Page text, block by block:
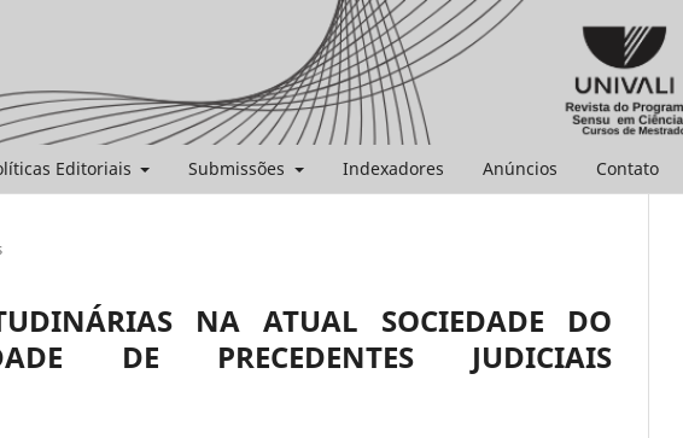
Editoriais Submissões Indexadores Anúncios Contato
NA ATUAL SOCIEDADE DO
DE PRECEDENTES JUDICIAIS